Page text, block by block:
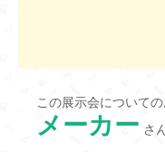
この展示会について
メーカー さ